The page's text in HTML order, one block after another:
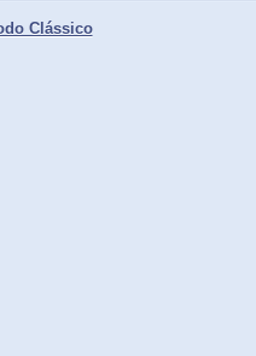
Clássico